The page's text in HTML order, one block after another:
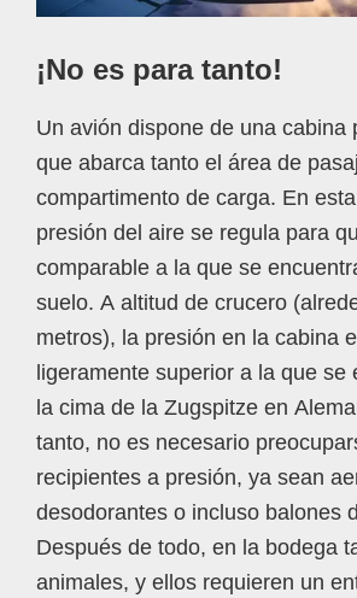
¡No es para tanto!
Un avión dispone de una cabina
que abarca tanto el área de
compartimento de carga. En
presión del aire se regula para
comparable a la que se
suelo. A altitud de crucero
metros), la presión en la cabina
ligeramente superior a la que se
la cima de la Zugspitze en
tanto, no es necesario
recipientes a presión, ya sean
desodorantes o incluso balones
Después de todo, en la bodega
animales, y ellos requieren un